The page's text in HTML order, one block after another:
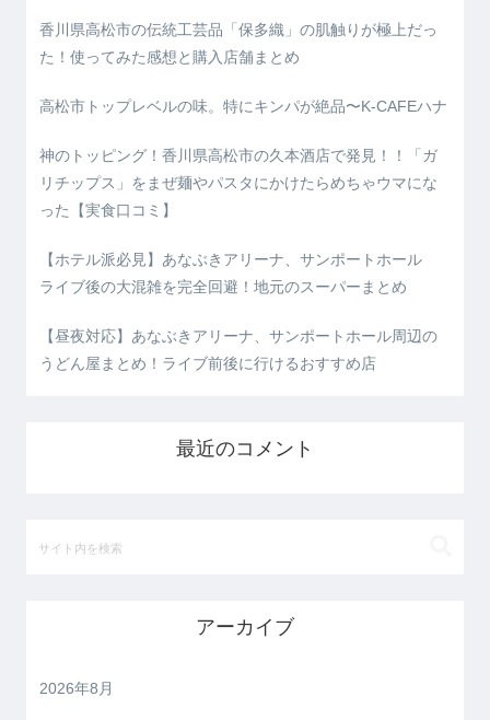
香川県高松市の伝統工芸品「保多織」の肌触りが極上だっ
た！使ってみた感想と購入店舗まとめ
高松市トップレベルの味。特にキンパが絶品〜K-CAFEハナ
神のトッピング！香川県高松市の久本酒店で発見！！「ガ
リチップス」をまぜ麺やパスタにかけたらめちゃウマにな
った【実食口コミ】
【ホテル派必見】あなぶきアリーナ、サンポートホール
ライブ後の大混雑を完全回避！地元のスーパーまとめ
【昼夜対応】あなぶきアリーナ、サンポートホール周辺の
うどん屋まとめ！ライブ前後に行けるおすすめ店
最近のコメント
アーカイブ
2026年8月